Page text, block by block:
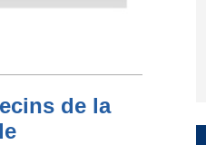
de la